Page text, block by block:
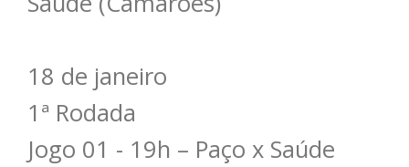
18 de janeiro
1ª Rodada
Jogo 01 - 19h – Paço x Saúde